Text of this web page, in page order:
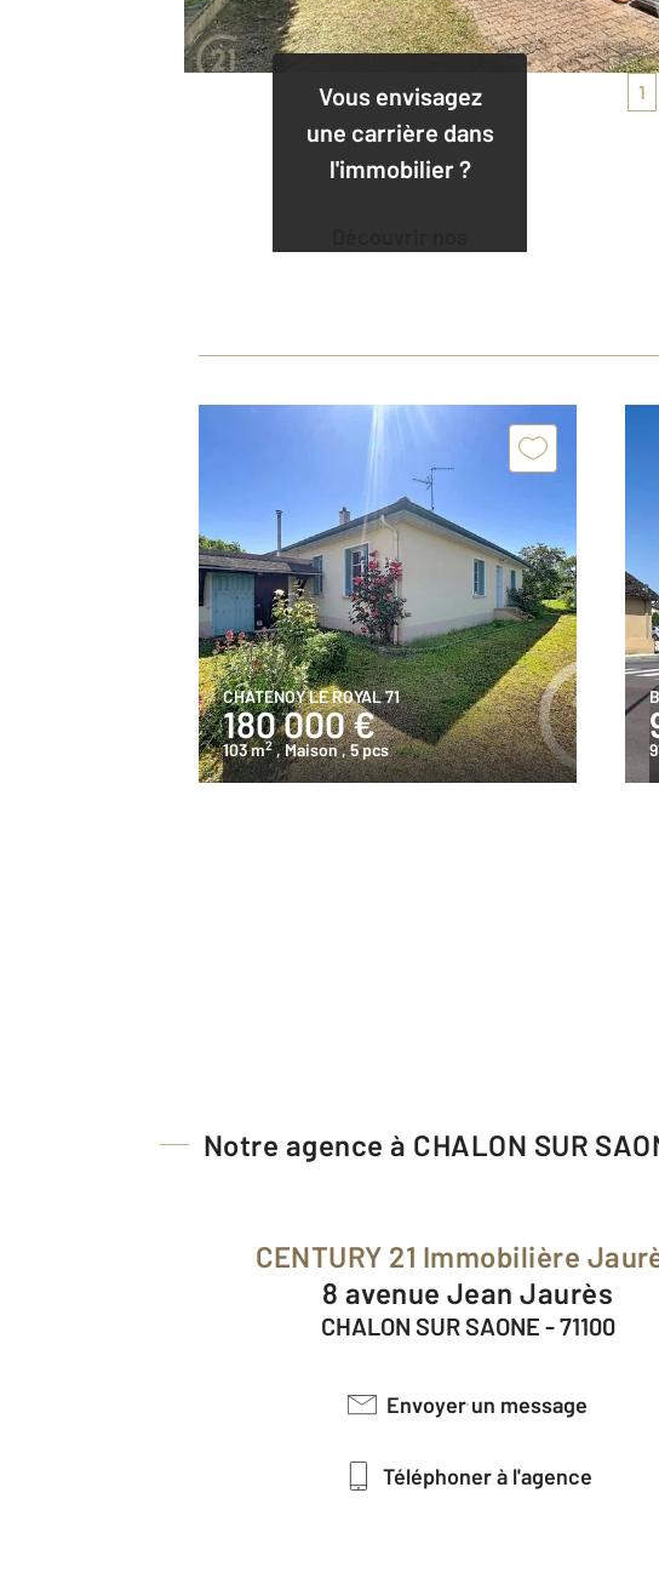
Vous envisagez
une carrière dans
l'immobilier ?
1
CHATENOY LE ROYAL 71
180 000 €
103 m2 , Maison, 5 pcs
Notre agence à CHALON SUR
CENTURY 21 Immobilière
8 avenue Jean Jaurès
CHALON SUR SAONE - 71100
Envoyer un message
Téléphoner à l'agence